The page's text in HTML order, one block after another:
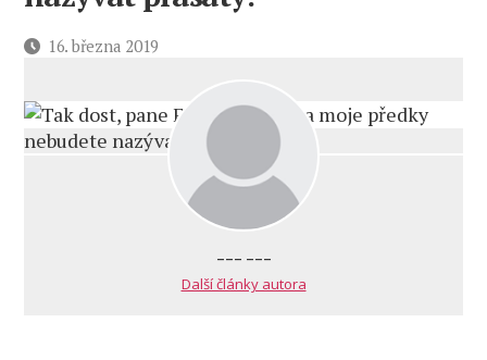
Datum16. března 2019
--- ---
Další články autora